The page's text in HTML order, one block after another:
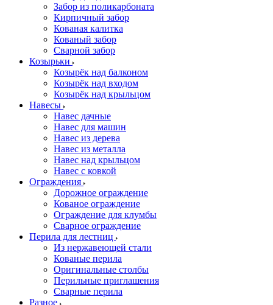
Забор из поликарбоната
Кирпичный забор
Кованая калитка
Кованый забор
Сварной забор
Козырьки
Козырёк над балконом
Козырёк над входом
Козырёк над крыльцом
Навесы
Навес дачные
Навес для машин
Навес из дерева
Навес из металла
Навес над крыльцом
Навес с ковкой
Ограждения
Дорожное ограждение
Кованое ограждение
Ограждение для клумбы
Сварное ограждение
Перила для лестниц
Из нержавеющей стали
Кованые перила
Оригинальные столбы
Перильные приглашения
Сварные перила
Разное